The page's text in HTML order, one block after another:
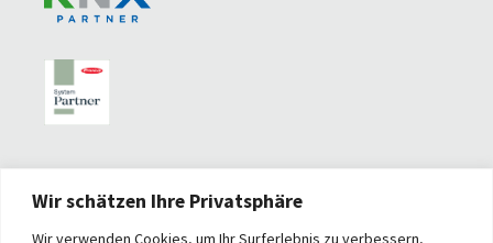
Wir schätzen Ihre Privatsphäre
Wir verwenden Cookies, um Ihr Surferlebnis zu verbessern,